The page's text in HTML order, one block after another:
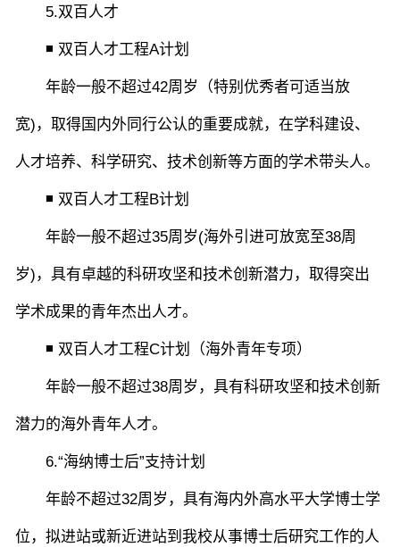
5.双百人才
◾ 双百人才工程A计划
年龄一般不超过42周岁（特别优秀者可适当放
宽)，取得国内外同行公认的重要成就，在学科建设、
人才培养、科学研究、技术创新等方面的学术带头人。
◾ 双百人才工程B计划
年龄一般不超过35周岁(海外引进可放宽至38周
岁)，具有卓越的科研攻坚和技术创新潜力，取得突出
学术成果的青年杰出人才。
◾ 双百人才工程C计划（海外青年专项）
年龄一般不超过38周岁，具有科研攻坚和技术创新
潜力的海外青年人才。
6.“海纳博士后”支持计划
年龄不超过32周岁，具有海内外高水平大学博士学
位，拟进站或新近进站到我校从事博士后研究工作的人